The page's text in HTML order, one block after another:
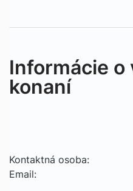
Informácie o
konaní
Kontaktná osoba:
Email: